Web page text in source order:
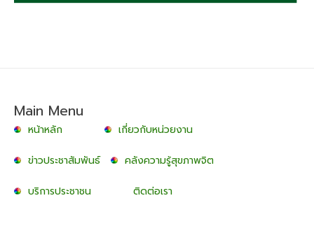
Main Menu
หน้าหลัก เกี่ยวกับหน่วยงาน
ข่าวประชาสัมพันธ์ คลังความรู้สุขภาพจิต
บริการประชาชน ติดต่อเรา